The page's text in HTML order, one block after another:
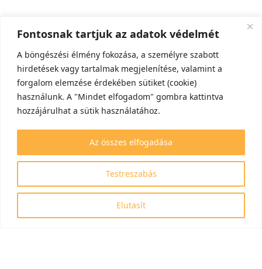
Fontosnak tartjuk az adatok védelmét
A böngészési élmény fokozása, a személyre szabott
hirdetések vagy tartalmak megjelenítése, valamint a
forgalom elemzése érdekében sütiket (cookie)
használunk. A "Mindet elfogadom" gombra kattintva
hozzájárulhat a sütik használatához.
Testreszabás
Elutasít
Az összes elfogadása